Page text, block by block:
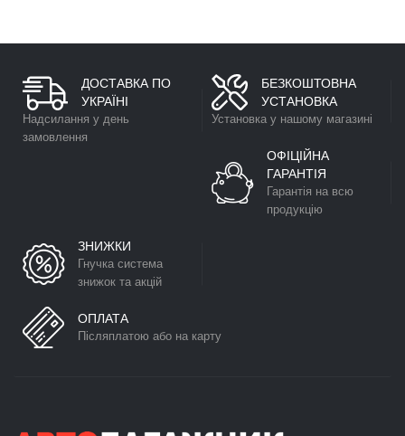
ДОСТАВКА ПО
УКРАЇНІ
Надсилання у день
замовлення
БЕЗКОШТОВНА
УСТАНОВКА
Установка у нашому магазині
ОФІЦІЙНА
ГАРАНТІЯ
Гарантія на всю
продукцію
ЗНИЖКИ
Гнучка система
знижок та акцій
ОПЛАТА
Післяплатою або на карту